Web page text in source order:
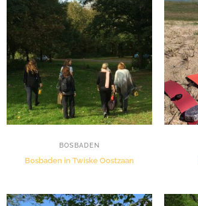
BOSBADEN
Bosbaden in Twiske Oostzaan